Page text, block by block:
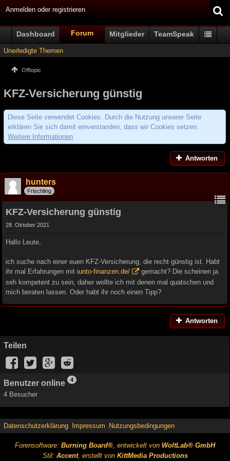
Anmelden oder registrieren
Dashboard Forum Mitglieder TeamSpeak
Unerledigte Themen
Offtopic
KFZ-Versicherung günstig
Diese Seite verwendet Cookies. Durch die Nutzung unserer Seite
erklären Sie sich damit einverstanden, dass wir Cookies setzen.
Weitere Informationen
Antworten
hunters
Frischling
KFZ-Versicherung günstig
28. Oktober 2021
Hallo Leute,
ich suche nach einer euen KFZ-Versicherung, die recht günstig ist. Habt
ihr mal Erfahrungen mit iunto-finanzen.de/
gemacht? Die scheinen ja
seh kompetent zu sein, daher wollte ich mit denen mal quatschen und
mich beraten lassen. Oder habt ihr noch einen Tipp?
Antworten
Teilen
Benutzer online 4
4 Besucher
Datenschutzerklärung Impressum Nutzungsbedingungen
Forensoftware: Burning Board®, entwickelt von WoltLab® GmbH
Stil: Accent, erstellt von KittMedia Productions